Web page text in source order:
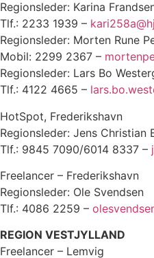
Regionsleder: Karina
Tlf.: 2233 1939 –
Regionsleder: Morten Rune
Mobil: 2299 2367 –
Regionsleder: Lars Bo
Tlf.: 4122 4665 –
HotSpot, Frederikshavn
Regionsleder: Jens Christian
Tlf.: 9845 7090/6014 8337 –
Freelancer – Frederikshavn
Regionsleder: Ole Svendsen
Tlf.: 4086 2259 –
REGION VESTJYLLAND
Freelancer – Lemvig